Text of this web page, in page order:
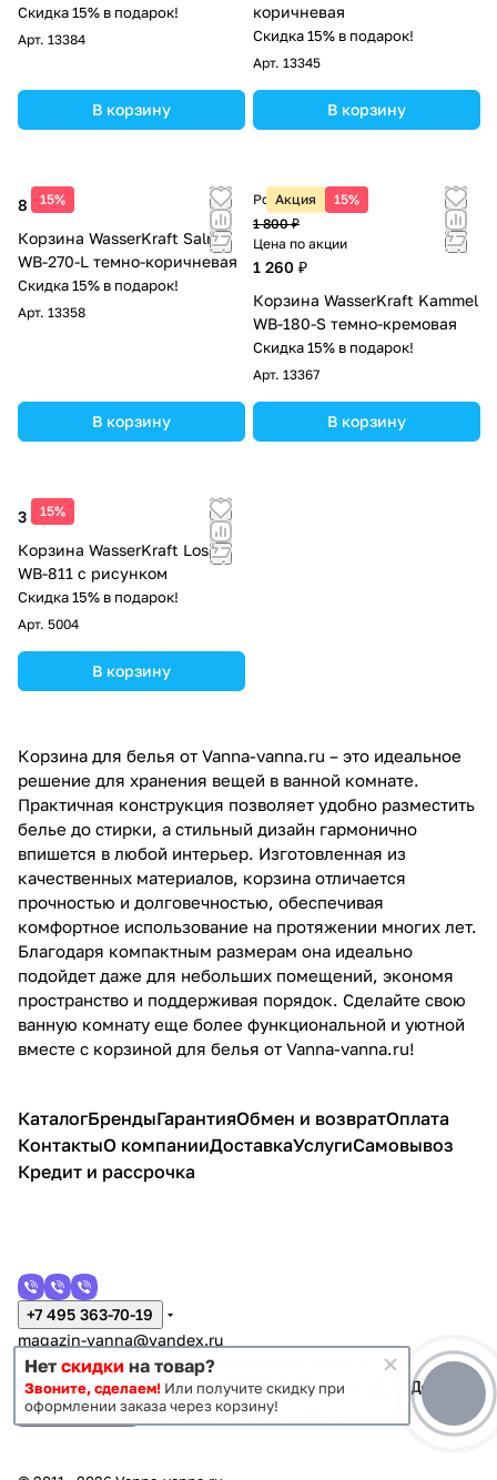
Скидка 15% в подарок!
Арт. 13384
В корзину
коричневая
Скидка 15% в подарок!
Арт. 13345
В корзину
15%
8 160 ₽
Корзина WasserKraft Salm
WB-270-L темно-коричневая
Скидка 15% в подарок!
Арт. 13358
В корзину
Акция 15%
Розничная цена
1 800 ₽
Цена по акции
1 260 ₽
Корзина WasserKraft Kammel
WB-180-S темно-кремовая
Скидка 15% в подарок!
Арт. 13367
В корзину
15%
3 120 ₽
Корзина WasserKraft Lossa
WB-811 с рисунком
Скидка 15% в подарок!
Арт. 5004
В корзину
Корзина для белья от Vanna-vanna.ru – это идеальное
решение для хранения вещей в ванной комнате.
Практичная конструкция позволяет удобно разместить
белье до стирки, а стильный дизайн гармонично
впишется в любой интерьер. Изготовленная из
качественных материалов, корзина отличается
прочностью и долговечностью, обеспечивая
комфортное использование на протяжении многих лет.
Благодаря компактным размерам она идеально
подойдет даже для небольших помещений, экономя
пространство и поддерживая порядок. Сделайте свою
ванную комнату еще более функциональной и уютной
вместе с корзиной для белья от Vanna-vanna.ru!
КаталогБрендыГарантияОбмен и возвратОплата
КонтактыО компанииДоставкаУслугиСамовывоз
Кредит и рассрочка
+7 495 363-70-19
magazin-vanna@yandex.ru
г. Москва, Митино, улица Пятницкое шоссе 47
Темная тема Конфиденциальность
Нет скидки на товар?
Звоните, сделаем! Или получите скидку при
оформлении заказа через корзину!